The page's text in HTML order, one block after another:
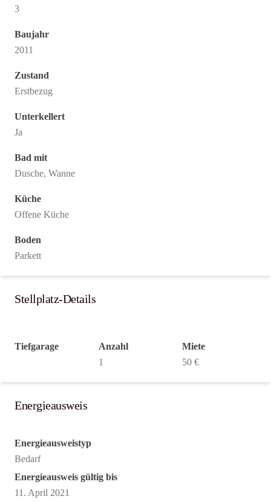
3
Baujahr
2011
Zustand
Erstbezug
Unterkellert
Ja
Bad mit
Dusche, Wanne
Küche
Offene Küche
Boden
Parkett
Stellplatz-Details
Tiefgarage
Anzahl
1
Miete
50 €
Energieausweis
Energieausweistyp
Bedarf
Energieausweis gültig bis
11. April 2021